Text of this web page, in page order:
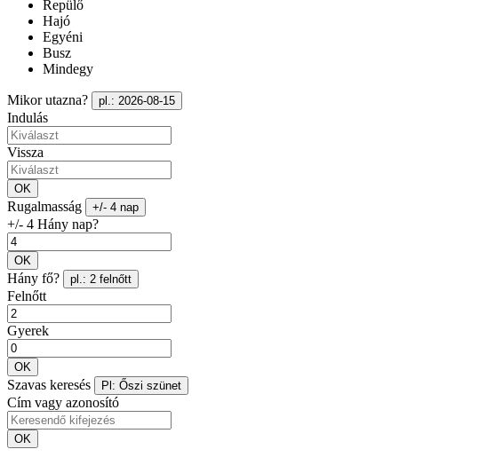
Repülő
Hajó
Egyéni
Busz
Mindegy
Mikor utazna? pl.: 2026-08-15
Indulás
Vissza
OK
Rugalmasság +/- 4 nap
+/- 4 Hány nap?
OK
Hány fő? pl.: 2 felnőtt
Felnőtt
Gyerek
OK
Szavas keresés Pl: Őszi szünet
Cím vagy azonosító
OK